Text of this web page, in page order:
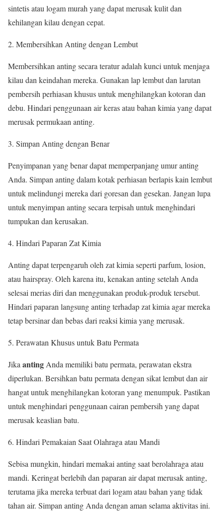
sintetis atau logam murah yang dapat merusak kulit dan
kehilangan kilau dengan cepat.
Membersihkan Anting dengan Lembut
Membersihkan anting secara teratur adalah kunci untuk menjaga
kilau dan keindahan mereka. Gunakan lap lembut dan larutan
pembersih perhiasan khusus untuk menghilangkan kotoran dan
debu. Hindari penggunaan air keras atau bahan kimia yang dapat
merusak permukaan anting.
Simpan Anting dengan Benar
Penyimpanan yang benar dapat memperpanjang umur anting
Anda. Simpan anting dalam kotak perhiasan berlapis kain lembut
untuk melindungi mereka dari goresan dan gesekan. Jangan lupa
untuk menyimpan anting secara terpisah untuk menghindari
tumpukan dan kerusakan.
Hindari Paparan Zat Kimia
Anting dapat terpengaruh oleh zat kimia seperti parfum, losion,
atau hairspray. Oleh karena itu, kenakan anting setelah Anda
selesai merias diri dan menggunakan produk-produk tersebut.
Hindari paparan langsung anting terhadap zat kimia agar mereka
tetap bersinar dan bebas dari reaksi kimia yang merusak.
Perawatan Khusus untuk Batu Permata
Jika anting Anda memiliki batu permata, perawatan ekstra
diperlukan. Bersihkan batu permata dengan sikat lembut dan air
hangat untuk menghilangkan kotoran yang menumpuk. Pastikan
untuk menghindari penggunaan cairan pembersih yang dapat
merusak keaslian batu.
Hindari Pemakaian Saat Olahraga atau Mandi
Sebisa mungkin, hindari memakai anting saat berolahraga atau
mandi. Keringat berlebih dan paparan air dapat merusak anting,
terutama jika mereka terbuat dari logam atau bahan yang tidak
tahan air. Simpan anting Anda dengan aman selama aktivitas ini.